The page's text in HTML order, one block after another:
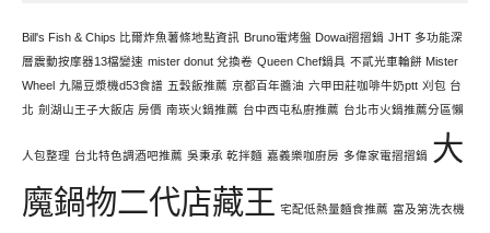
Bill's Fish & Chips 比爾炸魚薯條地點資訊 Bruno電烤盤 Dowai摺摺鍋 JHT 多功能深
層震動按摩器13檔變速 mister donut 兌換卷 Queen Chef鍋具 不貳光車輪餅 Mister
Wheel 九陽豆漿機d53食譜 五穀飯推薦 京都百年醬油 六甲田莊咖啡牛奶ptt 刈包 台
北 劍湖山王子大飯店 房價 南崁火鍋推薦 台中西屯私廚推薦 台北市火鍋推薦分區懶
人包整理 台北特色調酒吧推薦 吳秉承 乾拌麵 嘉義樂咖廚房 多偉家電摺摺鍋 大
魔鍋物二代店藏王 宅配低熱量麵食推薦 富及第洗衣機